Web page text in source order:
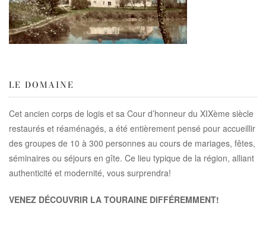
LE DOMAINE
Cet ancien corps de logis et sa Cour d’honneur du XIXème siècle
restaurés et réaménagés, a été entièrement pensé pour accueillir
des groupes de 10 à 300 personnes au cours de mariages, fêtes,
séminaires ou séjours en gîte. Ce lieu typique de la région, alliant
authenticité et modernité, vous surprendra!
VENEZ DÉCOUVRIR LA TOURAINE DIFFÉREMMENT!